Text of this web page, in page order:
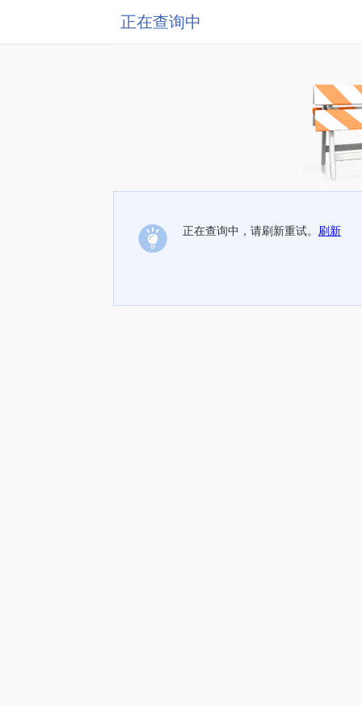
正在查询中
正在查询中，请刷新重试。 刷新